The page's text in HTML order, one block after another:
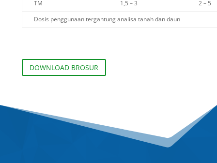
TM
1,5 – 3
2 – 5
Dosis penggunaan tergantung analisa tanah dan daun
DOWNLOAD BROSUR